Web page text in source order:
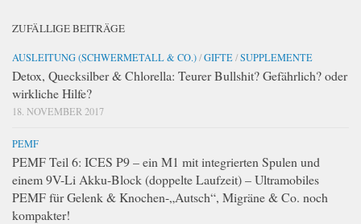
ZUFÄLLIGE BEITRÄGE
AUSLEITUNG (SCHWERMETALL & CO.)/GIFTE/SUPPLEMENTE
Detox, Quecksilber & Chlorella: Teurer Bullshit? Gefährlich? oder
wirkliche Hilfe?
18. NOVEMBER 2017
PEMF
PEMF Teil 6: ICES P9 – ein M1 mit integrierten Spulen und
einem 9V-Li Akku-Block (doppelte Laufzeit) – Ultramobiles
PEMF für Gelenk & Knochen-„Autsch“, Migräne & Co. noch
kompakter!